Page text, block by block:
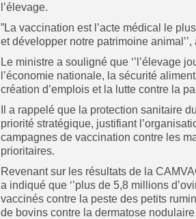
l’élevage.
”La vaccination est l’acte médical le
et développer notre patrimoine
Le ministre a souligné que ‘’l’élevage
l’économie nationale, la sécurité
création d’emplois et la lutte contre la
Il a rappelé que la protection sanitaire
priorité stratégique, justifiant
campagnes de vaccination contre les
prioritaires.
Revenant sur les résultats de la
a indiqué que ‘’plus de 5,8 millions
vaccinés contre la peste des petits
de bovins contre la dermatose